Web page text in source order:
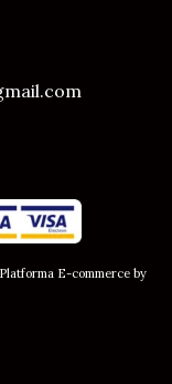
Platforma E-commerce by